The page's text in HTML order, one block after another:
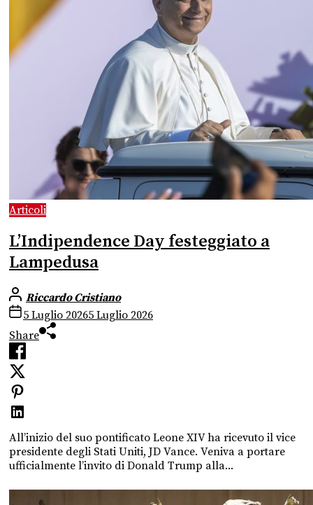
Articoli
L’Indipendence Day festeggiato a
Lampedusa
Riccardo Cristiano
5 Luglio 20265 Luglio 2026
Share
All’inizio del suo pontificato Leone XIV ha ricevuto il vice
presidente degli Stati Uniti, JD Vance. Veniva a portare
ufficialmente l’invito di Donald Trump alla...